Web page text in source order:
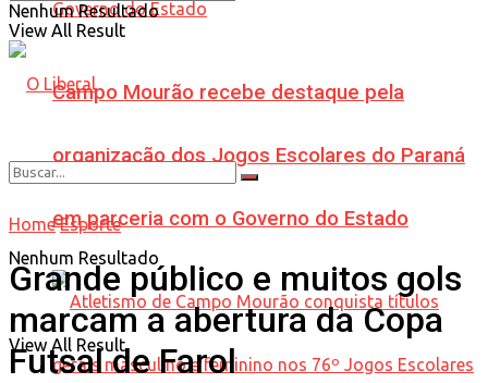
Campo Mourão recebe destaque pela
organização dos Jogos Escolares do Paraná
em parceria com o Governo do Estado
Nenhum Resultado
View All Result
Nenhum Resultado
View All Result
Home Esporte
Grande público e muitos gols
marcam a abertura da Copa
Futsal de Farol